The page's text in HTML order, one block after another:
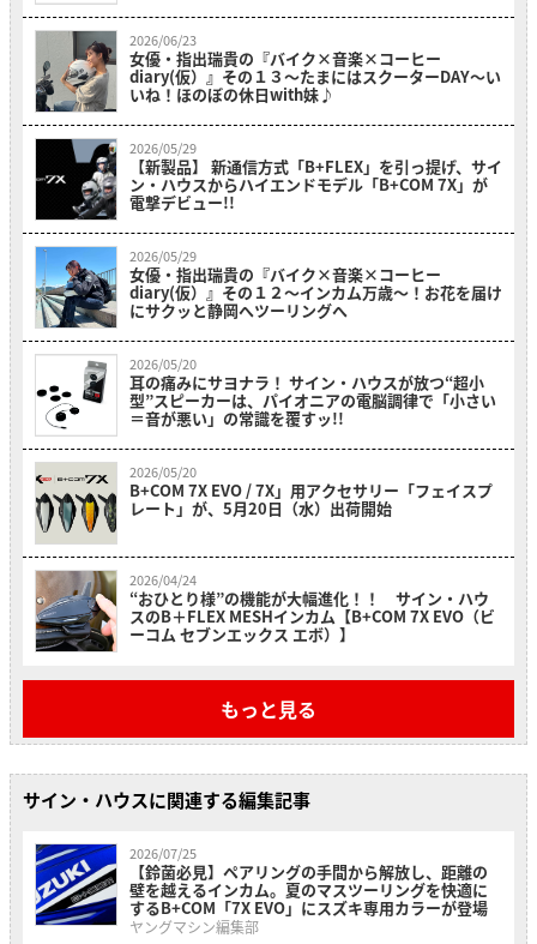
2026/06/23
女優・指出瑞貴の『バイク×音楽×コーヒー
diary(仮）』その１３〜たまにはスクーターDAY～い
いね！ほのぼの休日with妹♪
2026/05/29
【新製品】 新通信方式「B+FLEX」を引っ提げ、サイ
ン・ハウスからハイエンドモデル「B+COM 7X」が
電撃デビュー!!
2026/05/29
女優・指出瑞貴の『バイク×音楽×コーヒー
diary(仮）』その１２〜インカム万歳～！お花を届け
にサクッと静岡へツーリングへ
2026/05/20
耳の痛みにサヨナラ！ サイン・ハウスが放つ“超小
型”スピーカーは、パイオニアの電脳調律で「小さい
＝音が悪い」の常識を覆すッ!!
2026/05/20
B+COM 7X EVO / 7X」用アクセサリー「フェイスプ
レート」が、5月20日（水）出荷開始
2026/04/24
“おひとり様”の機能が大幅進化！！ サイン・ハウ
スのB＋FLEX MESHインカム【B+COM 7X EVO（ビ
ーコム セブンエックス エボ）】
もっと見る
サイン・ハウスに関連する編集記事
2026/07/25
【鈴菌必見】ペアリングの手間から解放し、距離の
壁を越えるインカム。夏のマスツーリングを快適に
するB+COM「7X EVO」にスズキ専用カラーが登場
ヤングマシン編集部